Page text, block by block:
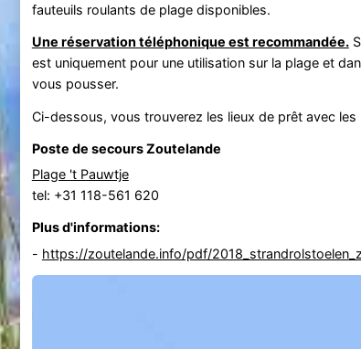
fauteuils roulants de plage disponibles.
Une réservation téléphonique est recommandée.
est uniquement pour une utilisation sur la plage et
vous pousser.
Ci-dessous, vous trouverez les lieux de prêt avec
Poste de secours Zoutelande
Plage 't Pauwtje
tel: +31 118-561 620
Plus d'informations:
- https://zoutelande.info/pdf/